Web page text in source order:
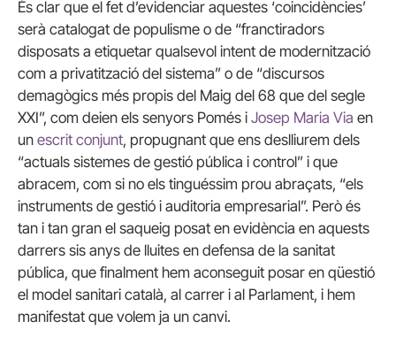
És clar que el fet d’evidenciar aquestes ‘coincidències’
serà catalogat de populisme o de “franctiradors
disposats a etiquetar qualsevol intent de modernització
com a privatització del sistema” o de “discursos
demagògics més propis del Maig del 68 que del segle
XXI”, com deien els senyors Pomés i Josep Maria Via en
un escrit conjunt, propugnant que ens deslliurem dels
“actuals sistemes de gestió pública i control” i que
abracem, com si no els tinguéssim prou abraçats, “els
instruments de gestió i auditoria empresarial”. Però és
tan i tan gran el saqueig posat en evidència en aquests
darrers sis anys de lluites en defensa de la sanitat
pública, que finalment hem aconseguit posar en qüestió
el model sanitari català, al carrer i al Parlament, i hem
manifestat que volem ja un canvi.